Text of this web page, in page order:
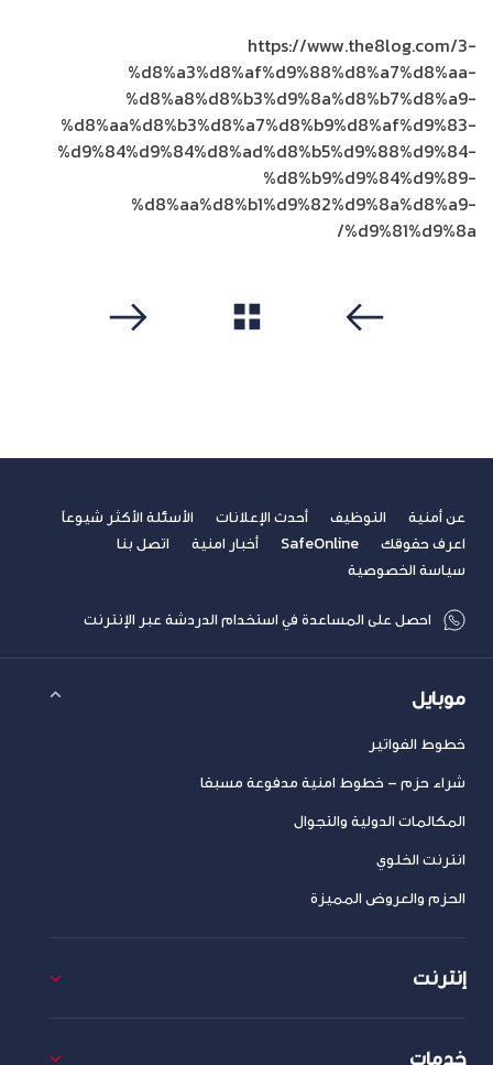
https://www.the8log.com/3-
%d8%a3%d8%af%d9%88%d8%a7%d8%aa-
%d8%a8%d8%b3%d9%8a%d8%b7%d8%a9-
%d8%aa%d8%b3%d8%a7%d8%b9%d8%af%d9%83-
%d9%84%d9%84%d8%ad%d8%b5%d9%88%d9%84-
%d8%b9%d9%84%d9%89-
%d8%aa%d8%b1%d9%82%d9%8a%d8%a9-
%d9%81%d9%8a/
عن أمنية التوظيف أحدث الإعلانات
الأسئلة الأكثر شيوعاً
اعرف حقوقك
SafeOnline أخبار امنية
اتصل بنا
سياسة الخصوصية
احصل على المساعدة في استخدام الدردشة عبر الإنترنت
موبايل
خطوط الفواتير
شراء حزم – خطوط امنية مدفوعة مسبقا
المكالمات الدولية والتجوال
انترنت الخلوي
الحزم والعروض المميزة
إنترنت
خدمات